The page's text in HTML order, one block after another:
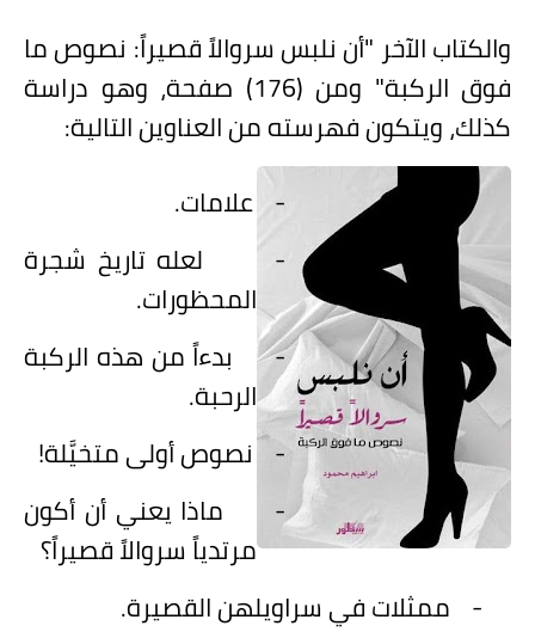
والكتاب الآخر "أن نلبس سروالاً قصيراً: نصوص ما
فوق الركبة" ومن (176) صفحة، وهو دراسة
كذلك، ويتكون فهرسته من العناوين التالية:
- علامات.
-
لعله تاريخ شجرة
المحظورات.
-
بدءاً من هذه الركبة
الرحبة.
- نصوص أولى متخيَّلة!
-
ماذا يعني أن أكون
مرتدياً سروالاً قصيراً؟
- ممثلات في سراويلهن القصيرة.